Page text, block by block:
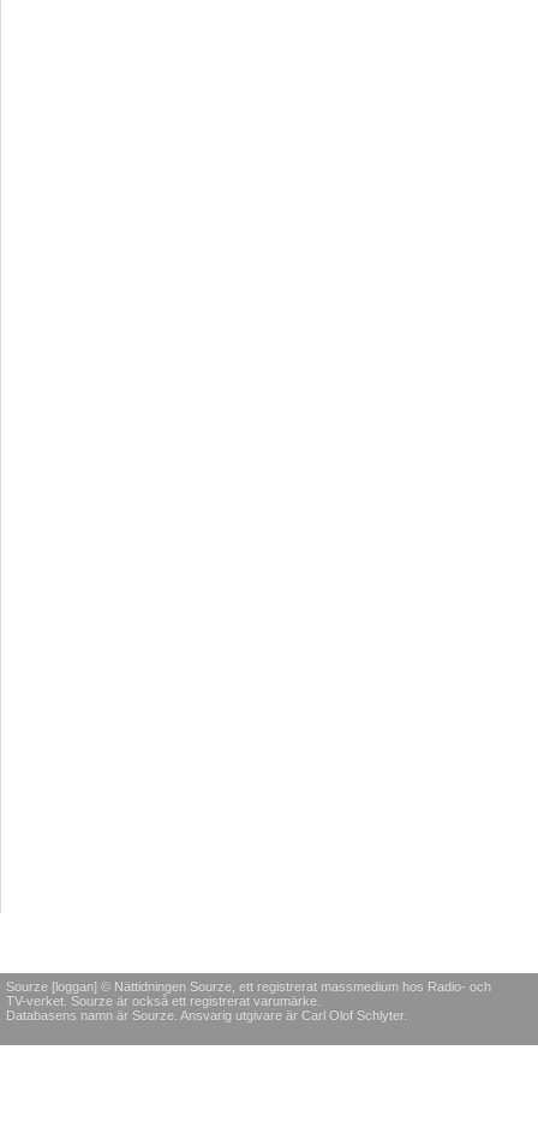
Sourze [loggan] © Nättidningen Sourze, ett registrerat massmedium hos Radio- och
TV-verket. Sourze är också ett registrerat varumärke.
Databasens namn är Sourze. Ansvarig utgivare är Carl Olof Schlyter.